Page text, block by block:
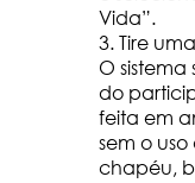
Vida”.
3. Tire
O
do
feita em
sem o
chapéu,